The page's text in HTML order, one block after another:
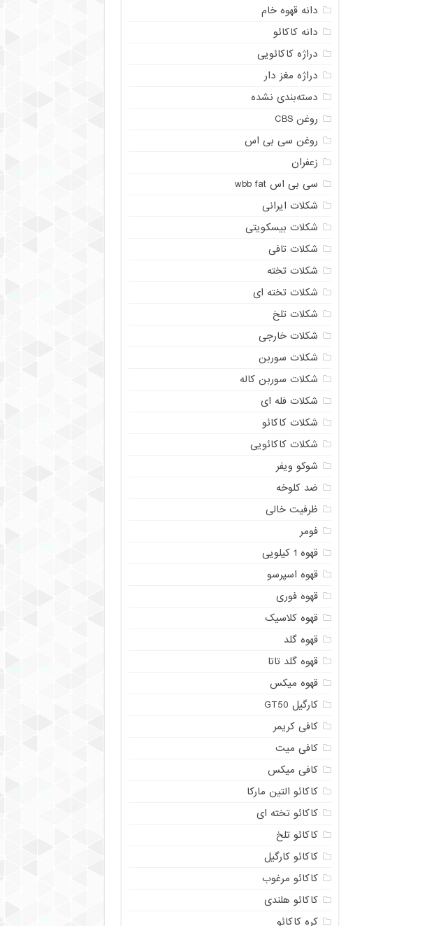
دانه قهوه خام
دانه کاکائو
دراژه کاکائویی
دراژه مغز دار
دسته‌بندی نشده
روغن CBS
روغن سی بی اس
زعفران
سی بی اس wbb fat
شکلات ایرانی
شکلات بیسکویتی
شکلات تافی
شکلات تخته
شکلات تخته ای
شکلات تلخ
شکلات خارجی
شکلات سوربن
شکلات سوربن کاله
شکلات فله ای
شکلات کاکائو
شکلات کاکائویی
شوکو ویفر
ضد کلوخه
ظرفیت خالی
فومر
قهوه 1 کیلویی
قهوه اسپرسو
قهوه فوری
قهوه کلاسیک
قهوه گلد
قهوه گلد تاتا
قهوه میکس
کارگیل GT50
کافی کریمر
کافی میت
کافی میکس
کاکائو التین مارکا
کاکائو تخته ای
کاکائو تلخ
کاکائو کارگیل
کاکائو مرغوب
کاکائو هلندی
کره کاکائو